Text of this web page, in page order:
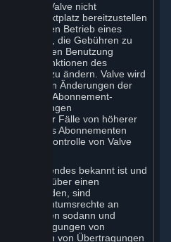
an, dass Valve nicht
Marktplatz bereitzustellen
den Betrieb eines
die Gebühren zu
für dessen Benutzung
oder Funktionen des
Steam zu ändern. Valve wird
von Änderungen der
des Abonnement-
Änderungen
gilt für Fälle von höherer
des Abonnementen
der Kontrolle von Valve
Folgendes bekannt ist und
die über einen
werden, sind
keine Eigentumsrechte an
bestätigen sodann und
Übertragungen von
von Übertragungen